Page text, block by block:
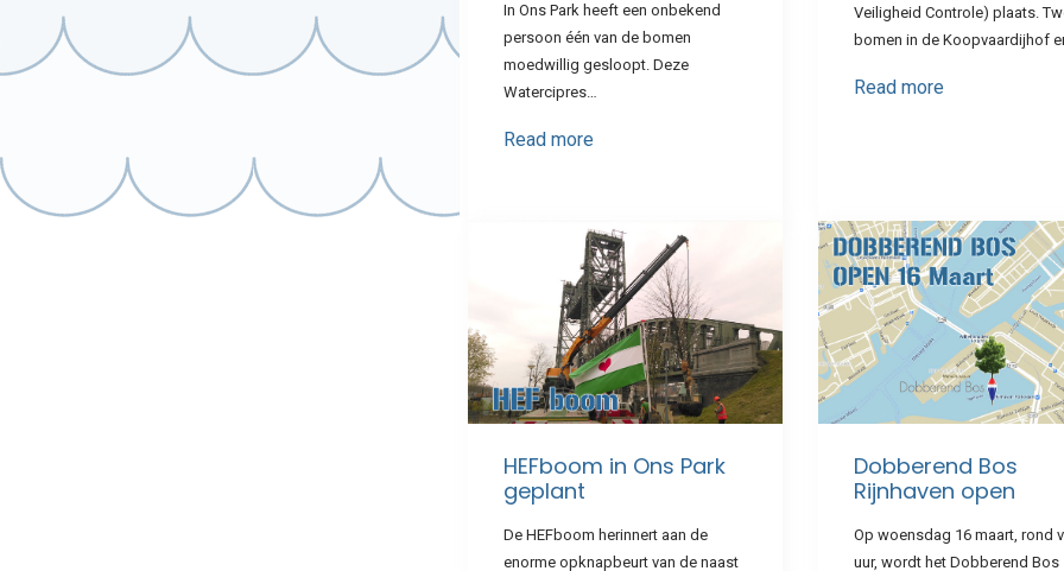
In Ons Park heeft een onbekend
persoon één van de bomen
moedwillig gesloopt. Deze
Watercipres…
Read more
Veiligheid Controle) plaats.
bomen in de Koopvaardijhof
Read more
HEFboom in Ons Park
geplant
De HEFboom herinnert aan de
enorme opknapbeurt van de naast
Dobberend Bos
Rijnhaven open
Op woensdag 16 maart, rond
uur, wordt het Dobberend Bos